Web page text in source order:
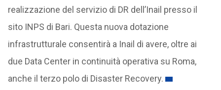
realizzazione del servizio di DR dell’Inail presso il
sito INPS di Bari. Questa nuova dotazione
infrastrutturale consentirà a Inail di avere, oltre ai
due Data Center in continuità operativa su Roma,
anche il terzo polo di Disaster Recovery.